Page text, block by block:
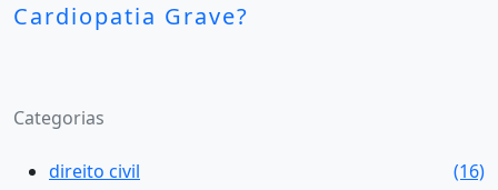
Cardiopatia Grave?
Categorias
direito civil
(16)